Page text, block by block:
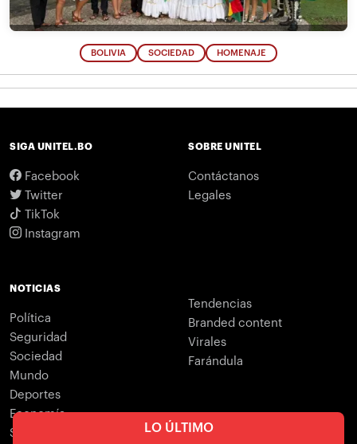
LO ÚLTIMO
BOLIVIA SOCIEDAD HOMENAJE
SIGA UNITEL.BO
Facebook
Twitter
TikTok
Instagram
SOBRE UNITEL
Contáctanos
Legales
NOTICIAS
Política
Seguridad
Sociedad
Mundo
Deportes
Economía
Salud
Tendencias
Branded content
Virales
Farándula